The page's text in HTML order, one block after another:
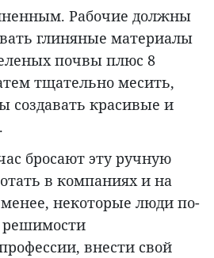
Рабочие должны
глиняные материалы
почвы плюс 8
тщательно месить,
создавать красивые и
бросают эту ручную
в компаниях и на
некоторые люди по-
внести свой